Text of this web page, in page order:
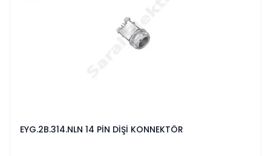
EYG.2B.314.NLN 14 PİN DİŞİ KONNEKTÖR